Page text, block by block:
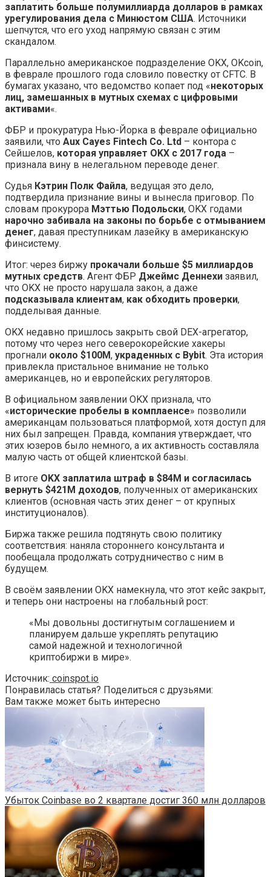
заплатить больше полумиллиарда долларов в рамках
урегулирования дела с Минюстом США. Источники
шепчутся, что его уход напрямую связан с этим
скандалом.
Параллельно американское подразделение OKX, OKcoin,
в феврале прошлого года словило повестку от CFTC. В
бумагах указано, что ведомство копает под «некоторых
лиц, замешанных в мутных схемах с цифровыми
активами«.
ФБР и прокуратура Нью-Йорка в феврале официально
заявили, что Aux Cayes Fintech Co. Ltd – контора с
Сейшелов, которая управляет OKX с 2017 года –
признала вину в нелегальном переводе денег.
Судья Кэтрин Полк Файла, ведущая это дело,
подтвердила признание вины и вынесла приговор. По
словам прокурора Мэттью Подольски, OKX годами
нарочно забивала на законы по борьбе с отмыванием
денег, давая преступникам лазейку в американскую
финсистему.
Итог: через биржу прокачали больше $5 миллиардов
мутных средств. Агент ФБР Джеймс Деннехи заявил,
что OKX не просто нарушала закон, а даже
подсказывала клиентам, как обходить проверки,
подделывая данные.
OKX недавно пришлось закрыть свой DEX-агрегатор,
потому что через него северокорейские хакеры
прогнали около $100M, украденных с Bybit. Эта история
привлекла пристальное внимание не только
американцев, но и европейских регуляторов.
В официальном заявлении OKX признала, что
«исторические пробелы в комплаенсе» позволили
американцам пользоваться платформой, хотя доступ для
них был запрещен. Правда, компания утверждает, что
этих юзеров было немного, а их активность составляла
малую часть от общей клиентской базы.
В итоге OKX заплатила штраф в $84M и согласилась
вернуть $421M доходов, полученных от американских
клиентов (основная часть этих денег – от крупных
институционалов).
Биржа также решила подтянуть свою политику
соответствия: наняла стороннего консультанта и
пообещала продолжать сотрудничество с ним в
будущем.
В своём заявлении OKX намекнула, что этот кейс закрыт,
и теперь они настроены на глобальный рост:
«Мы довольны достигнутым соглашением и
планируем дальше укреплять репутацию
самой надежной и технологичной
криптобиржи в мире».
Источник: coinspot.io
Понравилась статья? Поделиться с друзьями:
Вам также может быть интересно
Убыток Coinbase во 2 квартале достиг 360 млн долларов